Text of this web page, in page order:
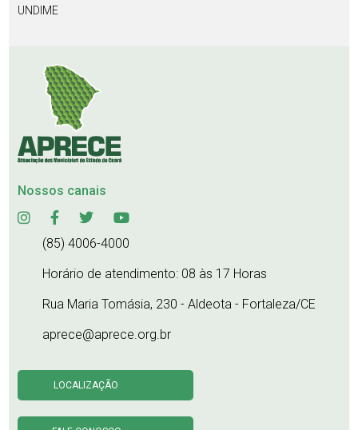
UNDIME
Nossos canais
(85) 4006-4000
Horário de atendimento: 08 às 17 Horas
Rua Maria Tomásia, 230 - Aldeota - Fortaleza/CE
aprece@aprece.org.br
LOCALIZAÇÃO